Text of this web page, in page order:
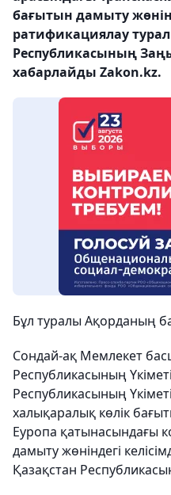
бағытын дамыту
ратификациялау
Республикасының
хабарлайды Zakon.kz.
Бұл туралы Ақорданың
Сондай-ақ Мемлекет
Республикасының
Республикасының
халықаралық көлік
Еуропа қатынасындағы
дамыту жөніндегі
Қазақстан